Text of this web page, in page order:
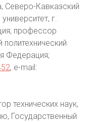
Северо-Кавказский
г.
профессор
Федерация;
, e-mail:
технических наук,
Государственный